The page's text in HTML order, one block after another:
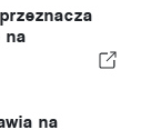
na
na